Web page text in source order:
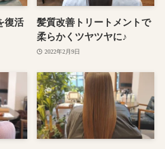
復活
髪質改善トリートメントで
柔らかくツヤツヤに♪
2022年2月9日